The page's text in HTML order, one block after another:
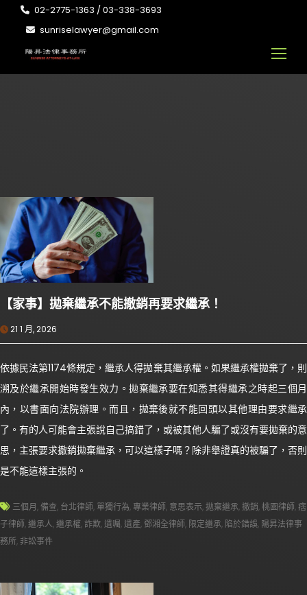
02-2775-1363 / 03-338-3693
sunriselawyer@gmail.com
【家事】拋棄繼承不能撤銷再要求繼承！
21 1 月, 2026
依據民法第1174條規定，繼承人得拋棄其繼承權。如果繼承權拋棄了，則
溯及於繼承開始時發生效力。拋棄繼承要在知悉其得繼承之時起三個月
內，以書面向法院辦理。而且，拋棄後就不能回頭以其他理由要求繼承
了。有的人可能會主張說自己搞錯了，或被其他人騙了或沒有要拋棄的意
思，主張要求撤銷拋棄繼承，可以這樣子嗎？除非舉證真的被騙了，否則
是不能這樣主張的。
三個月,備查, 台北律師, 單獨行為,專業律師, 意思表示,拋棄繼承,撤銷,桃園律師, 痞
子律師,繼承人,繼承權,詐欺,遺囑,遺產, 鄧湘全律師, 限定繼承, 陷於錯誤, 陽昇法律事
務所, 非訟事件